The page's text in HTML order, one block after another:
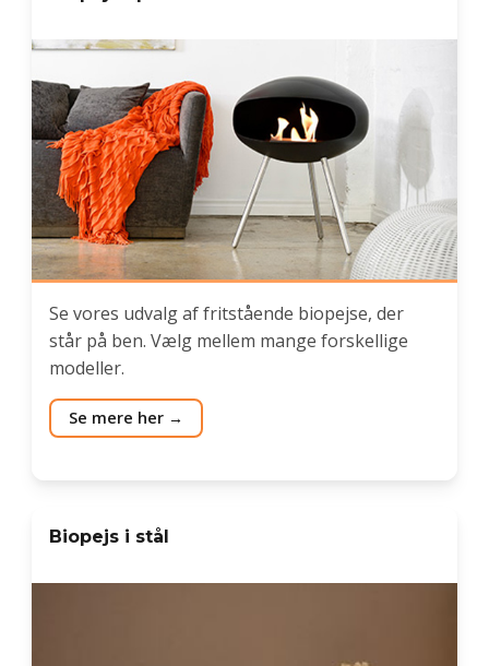
Se vores udvalg af fritstående biopejse, der
står på ben. Vælg mellem mange forskellige
modeller.
Se mere her
Biopejs i stål